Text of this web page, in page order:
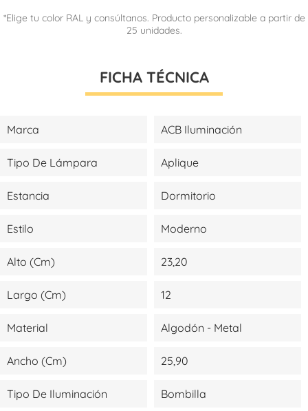
*Elige tu color RAL y consúltanos. Producto personalizable a partir de
25 unidades.
FICHA TÉCNICA
Marca ACB Iluminación
Tipo De Lámpara Aplique
Estancia Dormitorio
Estilo Moderno
Alto (cm) 23,20
Largo (cm) 12
Material Algodón - Metal
Ancho (cm) 25,90
Tipo De Iluminación Bombilla